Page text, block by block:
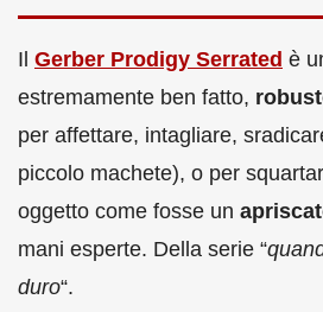
Il Gerber Prodigy Serrated è
estremamente ben fatto,
per affettare, intagliare,
piccolo machete), o per
oggetto come fosse un
mani esperte. Della serie “
duro“.